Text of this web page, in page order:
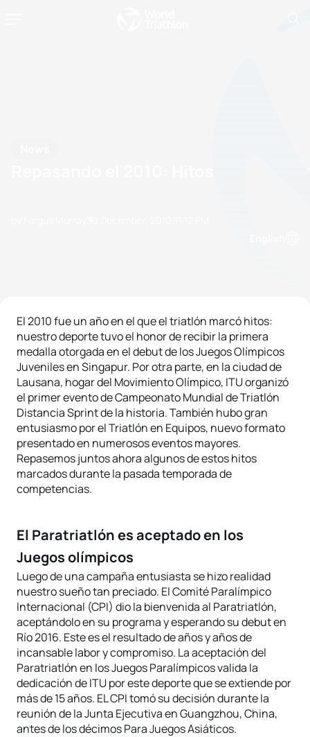
El 2010 fue un año en el que el triatlón marcó hitos:
nuestro deporte tuvo el honor de recibir la primera
medalla otorgada en el debut de los Juegos Olímpicos
Juveniles en Singapur. Por otra parte, en la ciudad de
Lausana, hogar del Movimiento Olímpico, ITU organizó
el primer evento de Campeonato Mundial de Triatlón
Distancia Sprint de la historia. También hubo gran
entusiasmo por el Triatlón en Equipos, nuevo formato
presentado en numerosos eventos mayores.
Repasemos juntos ahora algunos de estos hitos
marcados durante la pasada temporada de
competencias.
El Paratriatlón es aceptado en los
Juegos olímpicos
Luego de una campaña entusiasta se hizo realidad
nuestro sueño tan preciado. El Comité Paralímpico
Internacional (CPI) dio la bienvenida al Paratriatlón,
aceptándolo en su programa y esperando su debut en
Río 2016. Este es el resultado de años y años de
incansable labor y compromiso. La aceptación del
Paratriatlón en los Juegos Paralímpicos valida la
dedicación de ITU por este deporte que se extiende por
más de 15 años. EL CPI tomó su decisión durante la
reunión de la Junta Ejecutiva en Guangzhou, China,
antes de los décimos Para Juegos Asiáticos.